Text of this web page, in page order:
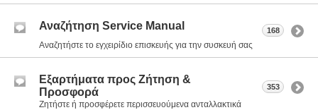
Αναζήτηση Service Manual
Αναζητήστε το εγχειρίδιο επισκευής για την συσκευή σας
168
Εξαρτήματα προς Ζήτηση &
Προσφορά
Ζητήστε ή προσφέρετε περισσευούμενα ανταλλακτικά
353